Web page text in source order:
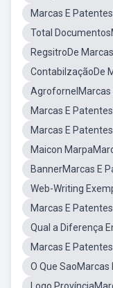
Marcas E
Total
RegsitroDe
ContabilzaçãoDe
AgrofornelMarcas
Marcas E
Marcas E
Maicon
BannerMarcas E
Web-Writing
Marcas E
Qual a Diferença
Marcas E
O Que SaoMarcas